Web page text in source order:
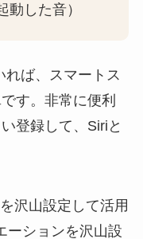
動した音）
ば、スマートス
す。非常に便利
登録して、Siriと